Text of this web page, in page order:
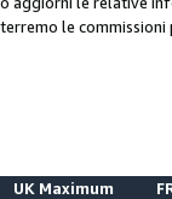
le
UK Maximum